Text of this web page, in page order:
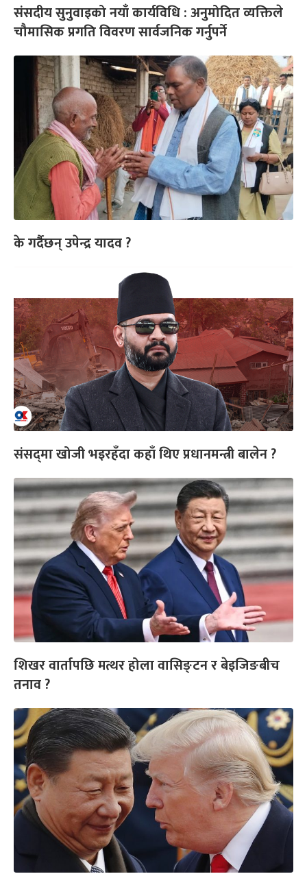
संसदीय सुनुवाइको नयाँ कार्यविधि : अनुमोदित व्यक्तिले
चौमासिक प्रगति विवरण सार्वजनिक गर्नुपर्ने
के गर्दैछन् उपेन्द्र यादव ?
संसद्‌मा खोजी भइरहँदा कहाँ थिए प्रधानमन्त्री बालेन ?
शिखर वार्तापछि मत्थर होला वासिङ्टन र बेइजिङबीच
तनाव ?